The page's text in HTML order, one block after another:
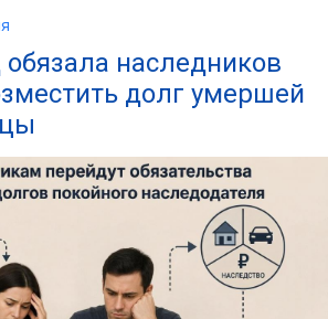
Наши интервью
обязала наследников
долг умершей